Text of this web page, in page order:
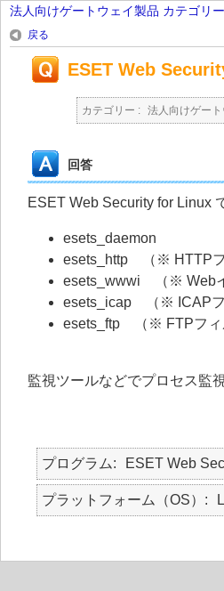
法人向けゲートウェイ製品 カテゴリ
戻る
ESET Web
カテゴリー : 法人向けゲー
回答
ESET Web Security for Linux
esets_daemon
esets_http （※ HTTPフ
esets_wwwi （※ Web
esets_icap （※ ICAPフ
esets_ftp （※ FTPフィ
監視ツールなどでプロセス監
プログラム ESET Web
プラットフォーム（OS）